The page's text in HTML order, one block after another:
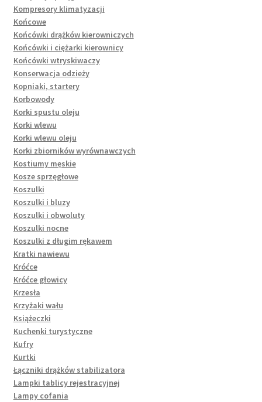
Kompresory klimatyzacji
Końcowe
Końcówki drążków kierowniczych
Końcówki i ciężarki kierownicy
Końcówki wtryskiwaczy
Konserwacja odzieży
Kopniaki, startery
Korbowody
Korki spustu oleju
Korki wlewu
Korki wlewu oleju
Korki zbiorników wyrównawczych
Kostiumy męskie
Kosze sprzęgłowe
Koszulki
Koszulki i bluzy
Koszulki i obwoluty
Koszulki nocne
Koszulki z długim rękawem
Kratki nawiewu
Króćce
Króćce głowicy
Krzesła
Krzyżaki wału
Książeczki
Kuchenki turystyczne
Kufry
Kurtki
Łączniki drążków stabilizatora
Lampki tablicy rejestracyjnej
Lampy cofania